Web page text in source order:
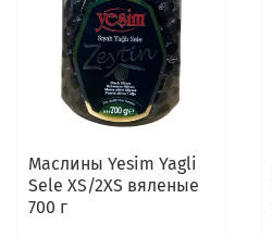
Маслины Yesim Yagli
Sele XS/2XS вяленые
700 г